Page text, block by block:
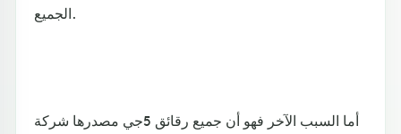
الجميع.
أما السبب الآخر فهو أن جميع رقائق 5جي مصدرها شركة